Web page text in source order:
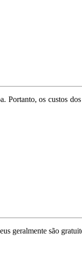
os custos
geralmente são